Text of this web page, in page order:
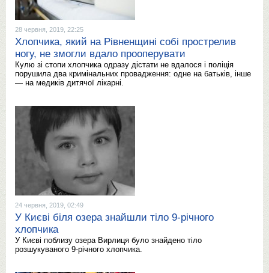
28 червня, 2019, 22:25
Хлопчика, який на Рівненщині собі прострелив
ногу, не змогли вдало прооперувати
Кулю зі стопи хлопчика одразу дістати не вдалося і поліція
порушила два кримінальних провадження: одне на батьків, інше
— на медиків дитячої лікарні.
24 червня, 2019, 02:49
У Києві біля озера знайшли тіло 9-річного
хлопчика
У Києві поблизу озера Вирлиця було знайдено тіло
розшукуваного 9-річного хлопчика.